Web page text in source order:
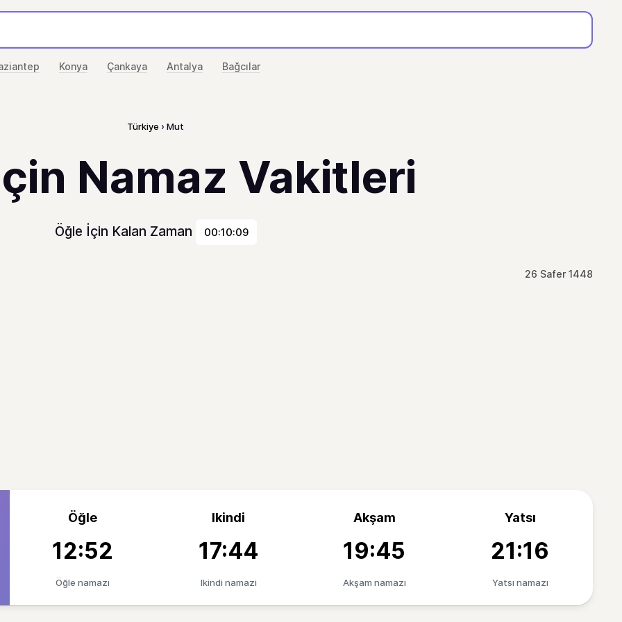
Konya Çankaya Antalya Bağcılar
Türkiye Mut
Namaz Vakitleri
Öğle İçin Kalan Zaman 00:10:09
26 Safer 1448
Öğle
12:52
Öğle namazı
Ikindi
17:44
Ikindi namazi
Akşam
19:45
Akşam namazı
Yatsı
21:16
Yatsı namazı